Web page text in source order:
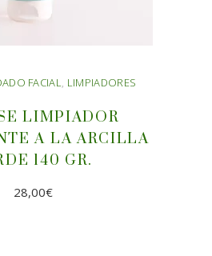
FACIAL, LIMPIADORES
LIMPIADOR
A LA ARCILLA
140 GR.
28,00€